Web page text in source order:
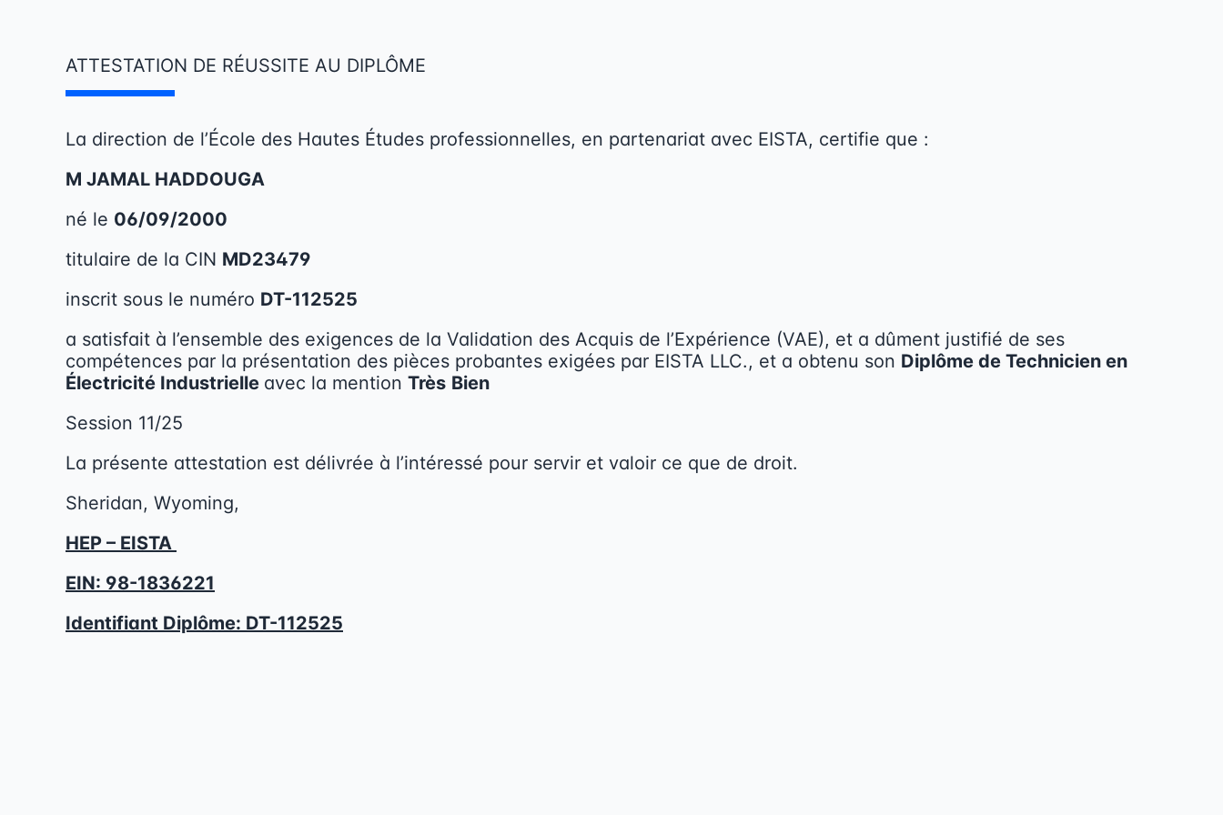
ATTESTATION DE RÉUSSITE AU DIPLÔME
La direction de l’École des Hautes Études professionnelles, en partenariat avec EISTA, certifie que :
M JAMAL HADDOUGA
né le 06/09/2000
titulaire de la CIN MD23479
inscrit sous le numéro DT-112525
a satisfait à l’ensemble des exigences de la Validation des Acquis de l’Expérience (VAE), et a dûment justifié de ses
compétences par la présentation des pièces probantes exigées par EISTA LLC., et a obtenu son Diplôme de Technicien en
Électricité Industrielle avec la mention Très Bien
Session 11/25
La présente attestation est délivrée à l’intéressé pour servir et valoir ce que de droit.
Sheridan, Wyoming,
HEP – EISTA
EIN: 98-1836221
Identifiant Diplôme: DT-112525